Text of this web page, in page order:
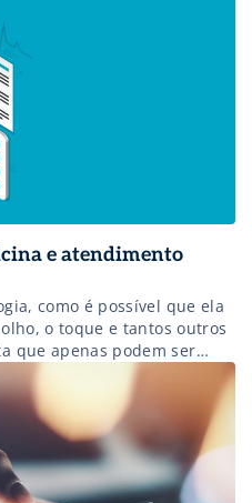
e atendimento
como é possível que ela
o toque e tantos outros
que apenas podem ser
estão juntos no